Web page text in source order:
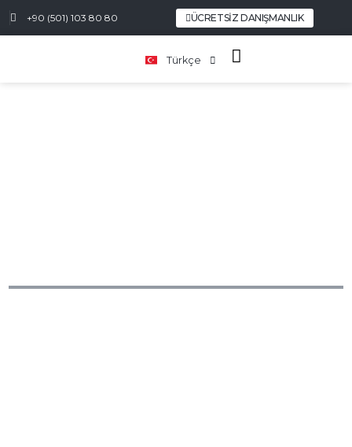
+90 (501) 103 80 80 ÜCRETSIZ DANIŞMANLIK
Türkçe
Español
Русский
Română